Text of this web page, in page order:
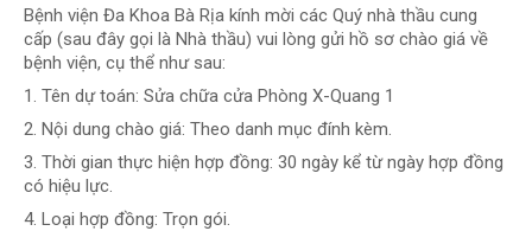
Bệnh viện Đa Khoa Bà Rịa kính mời các Quý nhà thầu cung
cấp (sau đây gọi là Nhà thầu) vui lòng gửi hồ sơ chào giá về
bệnh viện, cụ thể như sau:
1. Tên dự toán: Sửa chữa cửa Phòng X-Quang 1
2. Nội dung chào giá: Theo danh mục đính kèm.
3. Thời gian thực hiện hợp đồng: 30 ngày kể từ ngày hợp đồng
có hiệu lực.
4. Loại hợp đồng: Trọn gói.